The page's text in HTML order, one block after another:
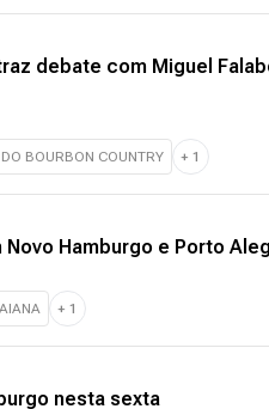
debate com Miguel
BOURBON COUNTRY + 1
Hamburgo e Porto
+ 1
nesta sexta